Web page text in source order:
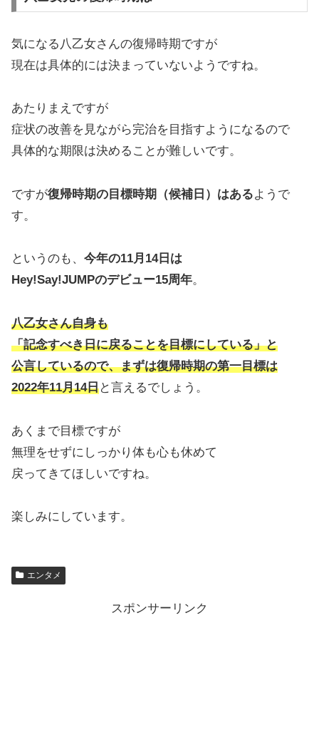
気になる八乙女さんの復帰時期ですが
現在は具体的には決まっていないようですね。
あたりまえですが
症状の改善を見ながら完治を目指すようになるので
具体的な期限は決めることが難しいです。
ですが復帰時期の目標時期（候補日）はあるようで
す。
というのも、 今年の11月14日は
Hey!Say!JUMPのデビュー15周年。
八乙女さん自身も
「記念すべき日に戻ることを目標にしている」と
公言しているので、まずは復帰時期の第一目標は
2022年11月14日と言えるでしょう。
あくまで目標ですが
無理をせずにしっかり体も心も休めて
戻ってきてほしいですね。
楽しみにしています。
エンタメ
スポンサーリンク